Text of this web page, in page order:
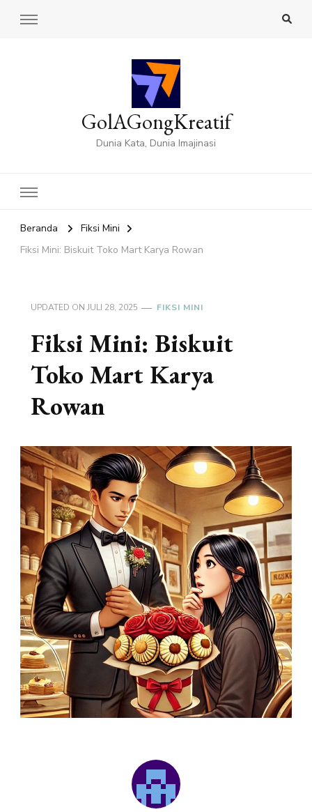
GolAGongKreatif
Dunia Kata, Dunia Imajinasi
Beranda
Fiksi Mini
Fiksi Mini: Biskuit Toko Mart Karya Rowan
UPDATED ON JULI 28, 2025 FIKSI MINI
Fiksi Mini: Biskuit
Toko Mart Karya
Rowan